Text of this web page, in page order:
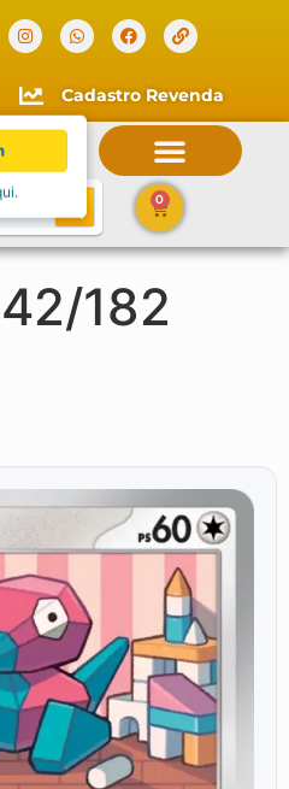
Cadastro Revenda
0
182